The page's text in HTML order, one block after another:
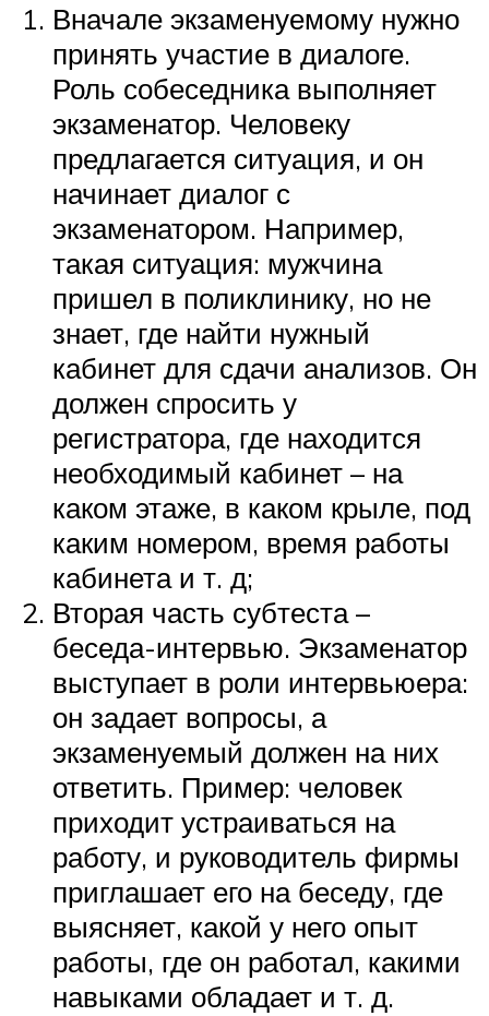
Вначале экзаменуемому нужно
принять участие в диалоге.
Роль собеседника выполняет
экзаменатор. Человеку
предлагается ситуация, и он
начинает диалог с
экзаменатором. Например,
такая ситуация: мужчина
пришел в поликлинику, но не
знает, где найти нужный
кабинет для сдачи анализов. Он
должен спросить у
регистратора, где находится
необходимый кабинет – на
каком этаже, в каком крыле, под
каким номером, время работы
кабинета и т. д;
Вторая часть субтеста –
беседа-интервью. Экзаменатор
выступает в роли интервьюера:
он задает вопросы, а
экзаменуемый должен на них
ответить. Пример: человек
приходит устраиваться на
работу, и руководитель фирмы
приглашает его на беседу, где
выясняет, какой у него опыт
работы, где он работал, какими
навыками обладает и т. д.